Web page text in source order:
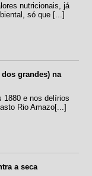
nutricionais, já
só que [...]
grandes) na
1880 e nos delírios
Rio Amazo[...]
a seca